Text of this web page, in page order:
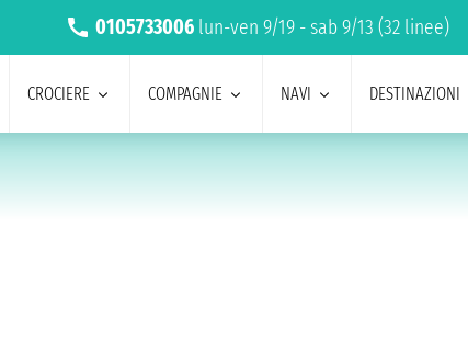
0105733006 lun-ven 9/19 - sab 9/13 (32 linee)
CROCIERE COMPAGNIE NAVI DESTINAZIONI